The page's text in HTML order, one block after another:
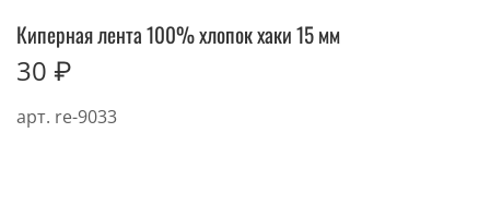
арт. re-9033
Киперная лента 100% хлопок хаки 15 мм
30 ₽